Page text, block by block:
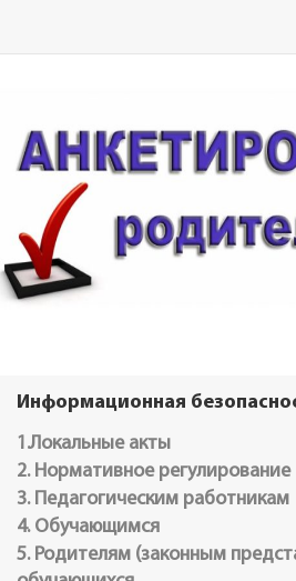
Информационная
1.Локальные акты
2. Нормативное регулирование
3. Педагогическим работникам
4. Обучающимся
5. Родителям (законным